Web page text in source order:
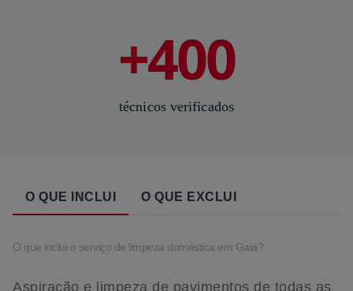
+400
técnicos verificados
O QUE INCLUI O QUE EXCLUI
O que inclui o serviço de limpeza doméstica em Gaia?
Aspiração e limpeza de pavimentos de todas as